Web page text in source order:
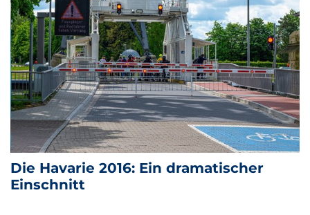
Die Havarie 2016: Ein dramatischer
Einschnitt